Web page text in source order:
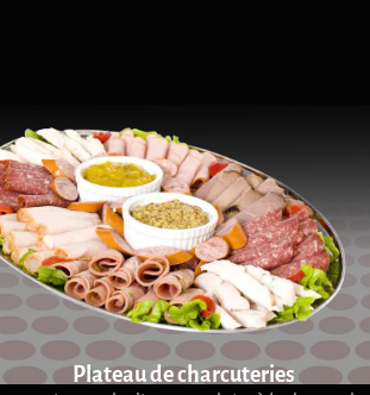
Plateau de charcuteries